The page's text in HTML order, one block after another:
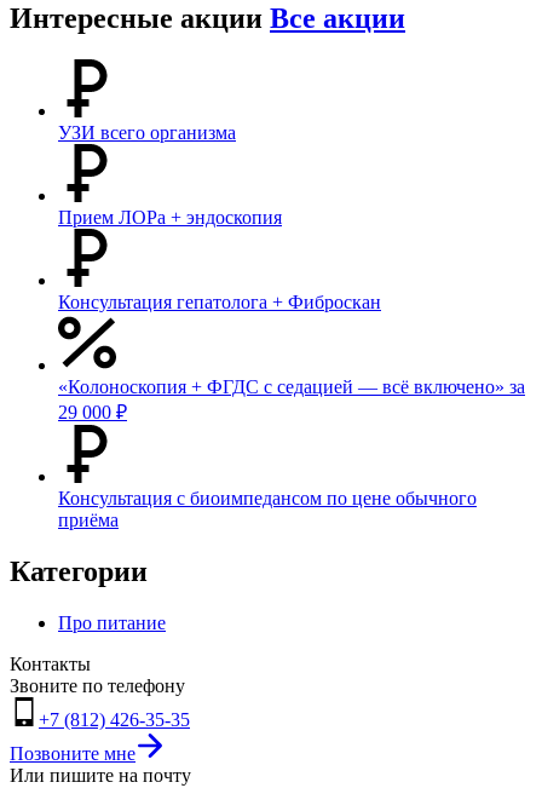
Интересные акции Все акции
УЗИ всего организма
Прием ЛОРа + эндоскопия
Консультация гепатолога + Фиброскан
«Колоноскопия + ФГДС с седацией — всё включено» за
29 000 ₽
Консультация с биоимпедансом по цене обычного
приёма
Категории
Про питание
Контакты
Звоните по телефону
+7 (812) 426-35-35
Позвоните мне
Или пишите на почту